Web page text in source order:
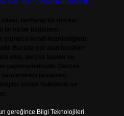
live:.cid.575569c608265c69
gereğince Bilgi Teknolojileri